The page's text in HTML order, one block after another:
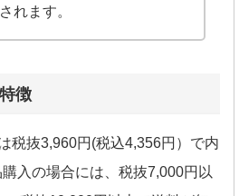
れます。
徴
税抜3,960円(税込4,356円）で内
入の場合には、税抜7,000円以